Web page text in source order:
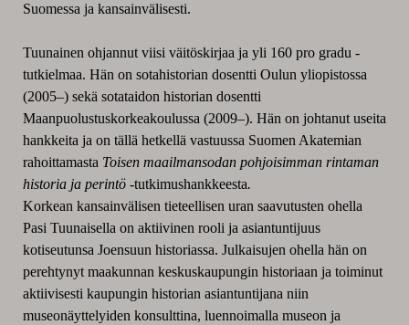
Suomessa ja kansainvälisesti.
Tuunainen ohjannut viisi väitöskirjaa ja yli 160 pro gradu -
tutkielmaa. Hän on sotahistorian dosentti Oulun yliopistossa
(2005–) sekä sotataidon historian dosentti
Maanpuolustuskorkeakoulussa (2009–). Hän on johtanut useita
hankkeita ja on tällä hetkellä vastuussa Suomen Akatemian
rahoittamasta Toisen maailmansodan pohjoisimman rintaman
historia ja perintö-tutkimushankkeesta.
Korkean kansainvälisen tieteellisen uran saavutusten ohella
Pasi Tuunaisella on aktiivinen rooli ja asiantuntijuus
kotiseutunsa Joensuun historiassa. Julkaisujen ohella hän on
perehtynyt maakunnan keskuskaupungin historiaan ja toiminut
aktiivisesti kaupungin historian asiantuntijana niin
museonäyttelyiden konsulttina, luennoimalla museon ja